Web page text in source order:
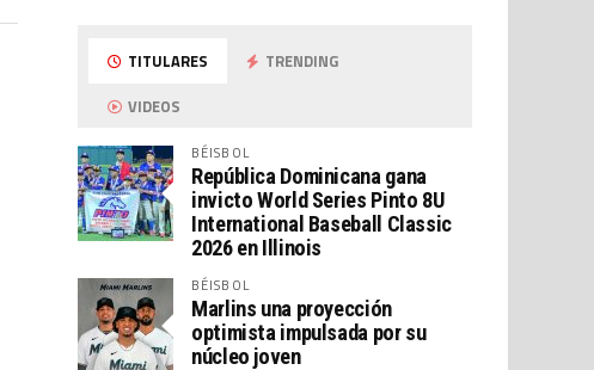
TITULARES
TRENDING
VIDEOS
BÉISBOL
República Dominicana gana
invicto World Series Pinto 8U
International Baseball Classic
2026 en Illinois
BÉISBOL
Marlins una proyección
optimista impulsada por su
núcleo joven